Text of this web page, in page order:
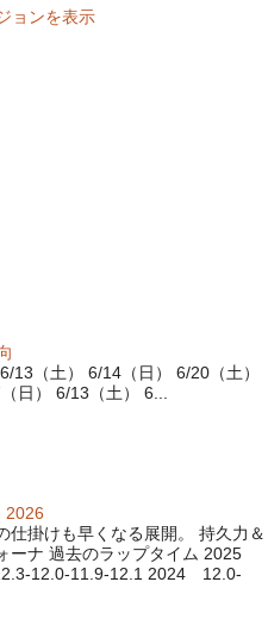
ョンを表示
13（土） 6/14（日） 6/20（土）
日） 6/13（土） 6...
2026
仕掛けも早くなる展開。 持久力＆
ーナ 過去のラップタイム 2025
12.0-11.9-12.1 2024 12.0-